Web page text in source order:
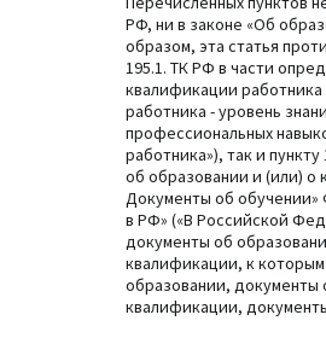
РФ, ни в законе «Об
образом, эта статья
195.1. ТК РФ в части
квалификации
работника - уровень
профессиональных
работника»), так и
об образовании и (или) о
Документы об обучении»
в РФ» («В Российской
документы об
квалификации, к
образовании, документы
квалификации,